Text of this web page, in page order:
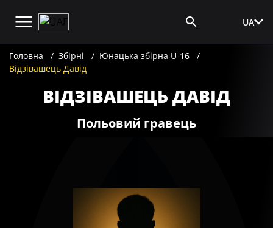
UA
Головна Збірні
Юнацька збірна U-16
Відзівашець Давід
ВІДЗІВАШЕЦЬ ДАВІД
Польовий гравець